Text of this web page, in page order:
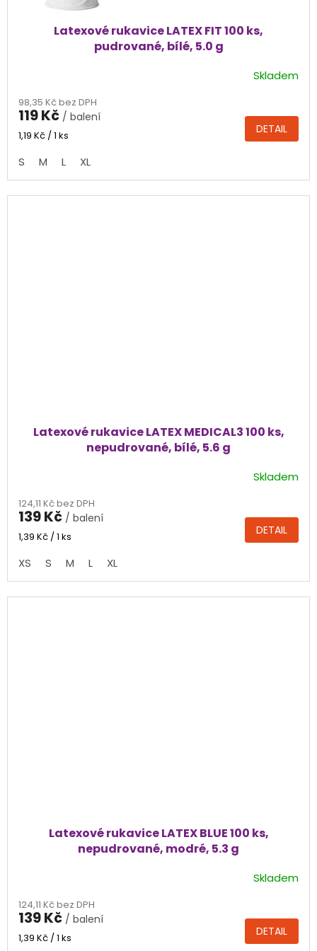
Latexové rukavice LATEX FIT 100 ks,
pudrované, bílé, 5.0 g
produktu
je
4,8
5
hvězdiček.
Skladem
98,35 Kč bez DPH
119 Kč / balení
Měrná
1,19 Kč / 1 ks DETAIL
S M L XL
Latexové rukavice LATEX MEDICAL3 100 ks,
nepudrované, bílé, 5.6 g
produktu
je
4,7
5
hvězdiček.
Skladem
124,11 Kč bez DPH
139 Kč / balení
Měrná
1,39 Kč / 1 ks DETAIL
XS S M L XL
Latexové rukavice LATEX BLUE 100 ks,
nepudrované, modré, 5.3 g
produktu
je
4,5
Skladem
124,11 Kč bez DPH
139 Kč / balení
Měrná
1,39 Kč / 1 ks DETAIL